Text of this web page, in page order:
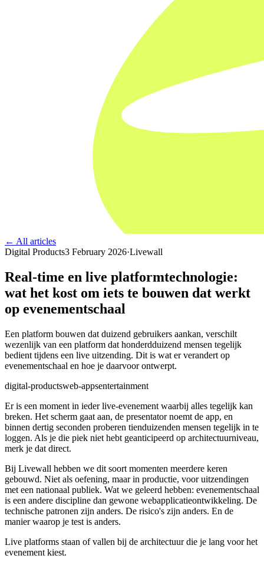
← All articles
Digital Products3 February 2026·Livewall
Real-time en live platformtechnologie:
wat het kost om iets te bouwen dat werkt
op evenementschaal
Een platform bouwen dat duizend gebruikers aankan, verschilt
wezenlijk van een platform dat honderdduizend mensen tegelijk
bedient tijdens een live uitzending. Dit is wat er verandert op
evenementschaal en hoe je daarvoor ontwerpt.
digital-productsweb-appsentertainment
Er is een moment in ieder live-evenement waarbij alles tegelijk kan
breken. Het scherm gaat aan, de presentator noemt de app, en
binnen dertig seconden proberen tienduizenden mensen tegelijk in te
loggen. Als je die piek niet hebt geanticipeerd op architectuurniveau,
merk je dat direct.
Bij Livewall hebben we dit soort momenten meerdere keren
gebouwd. Niet als oefening, maar in productie, voor uitzendingen
met een nationaal publiek. Wat we geleerd hebben: evenementschaal
is een andere discipline dan gewone webapplicatieontwikkeling. De
technische patronen zijn anders. De risico's zijn anders. En de
manier waarop je test is anders.
Live platforms staan of vallen bij de architectuur die je lang voor het
evenement kiest.